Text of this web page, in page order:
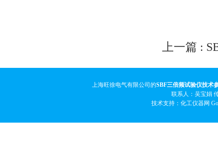
上一篇 :
上海旺徐电气有限公司的SBF三倍频试验仪技术
联系人：吴宝娟
技术支持：化工仪器网